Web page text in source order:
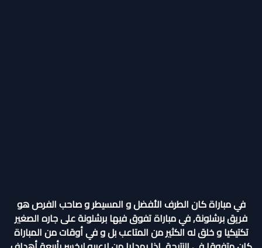
في مباراة كان الطرف الأفضل و المسيطر و صاحب الفرص هو
فريق برشلونة, في مباراة تفوق فيها برشلونة على جاره الصغير
تكتيكيا و خلق له الكثير من المتاعب بل و في أوقات من المباراة